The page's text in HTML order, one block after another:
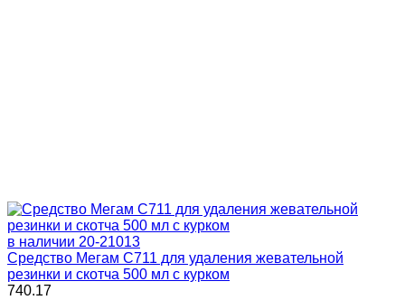
в наличии 20-21013
Средство Мегам С711 для удаления жевательной
резинки и скотча 500 мл с курком
740.17